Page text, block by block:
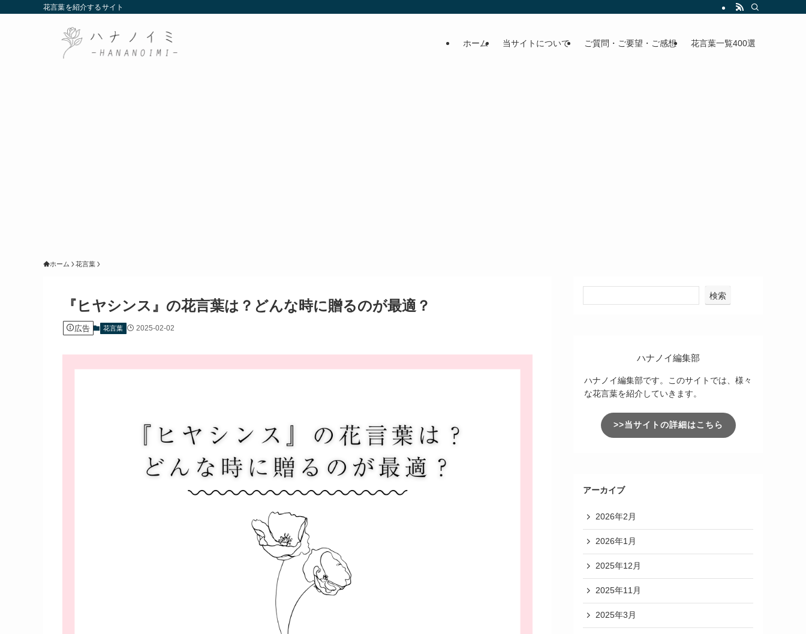
花言葉を紹介するサイト
ホーム 当サイトについて ご質問・ご要望・ご感想 花言葉一覧400選
ホーム 花言葉
『ヒヤシンス』の花言葉は？どんな時に贈るのが最適？
広告 花言葉 2025-02-02
検索
ハナノイ編集部
ハナノイ編集部です。このサイトでは、様々
な花言葉を紹介していきます。
>>当サイトの詳細はこちら
アーカイブ
2026年2月
2026年1月
2025年12月
2025年11月
2025年3月